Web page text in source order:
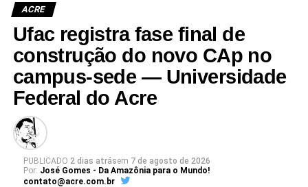
Leia Mais: UFAC
ACRE
Ufac registra fase final de
construção do novo CAp no
campus-sede — Universidade
Federal do Acre
PUBLICADO 2 dias atrásem 7 de agosto de 2026
Por: José Gomes - Da Amazônia para o Mundo!
contato@acre.com.br